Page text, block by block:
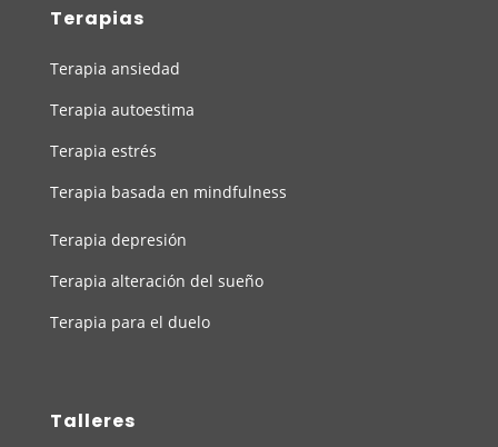
Terapias
Terapia ansiedad
Terapia autoestima
Terapia estrés
Terapia basada en mindfulness
Terapia depresión
Terapia alteración del sueño
Terapia para el duelo
Talleres